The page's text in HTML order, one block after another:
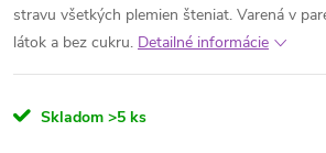
stravu všetkých plemien šteniat. Varená v
látok a bez cukru. Detailné informácie
Skladom >5 ks